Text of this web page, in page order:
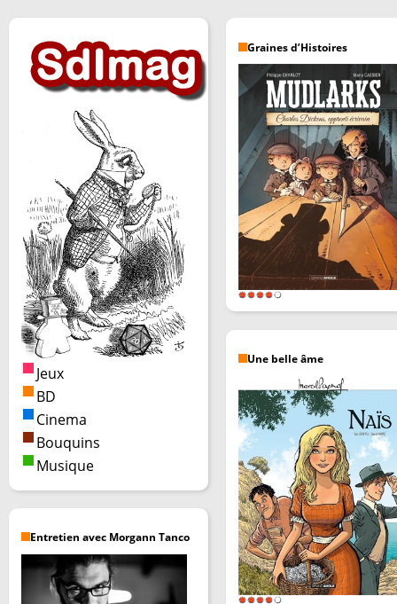
Jeux
BD
Cinema
Bouquins
Musique
Entretien avec Morgann Tanco
Graines d’Histoires
Une belle âme